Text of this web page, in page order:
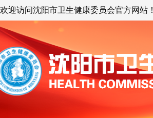
欢迎访问沈阳市卫生健康委员会官方网站！